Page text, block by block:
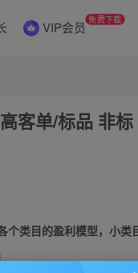
VIP会员 免费下载
客单/标品 非标
个类目的盈利模型，小类